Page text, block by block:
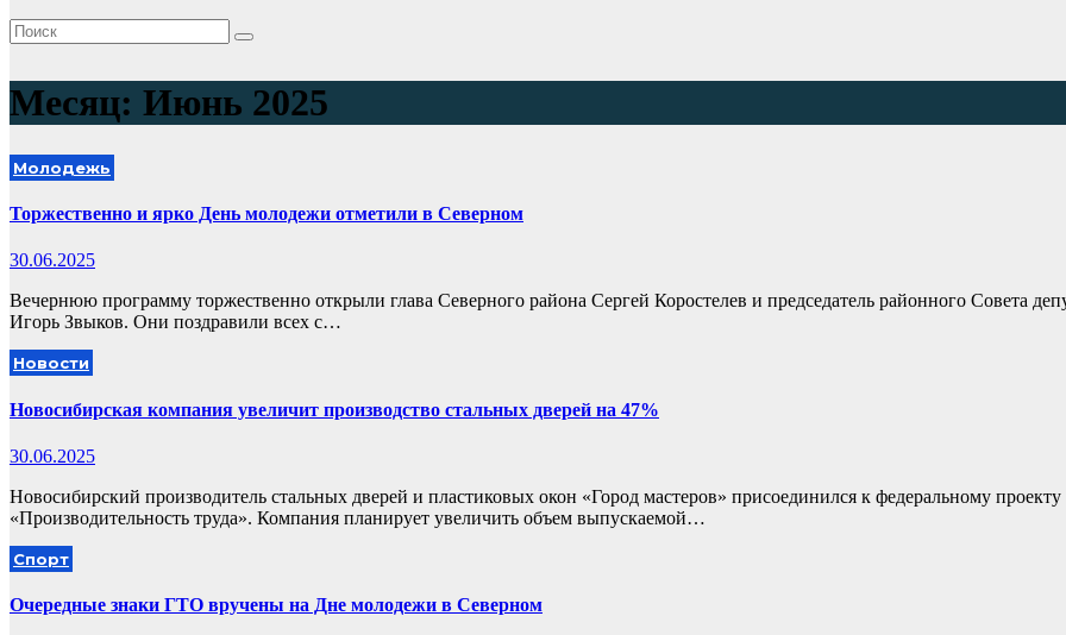
Месяц: Июнь 2025
Молодежь
Торжественно и ярко День молодежи отметили в Северном
30.06.2025
Вечернюю программу торжественно открыли глава Северного района Сергей Коростелев и председатель районного Совета
Игорь Звыков. Они поздравили всех с…
Новости
Новосибирская компания увеличит производство стальных дверей на 47%
30.06.2025
Новосибирский производитель стальных дверей и пластиковых окон «Город мастеров» присоединился к федеральному проекту
«Производительность труда». Компания планирует увеличить объем выпускаемой…
Спорт
Очередные знаки ГТО вручены на Дне молодежи в Северном